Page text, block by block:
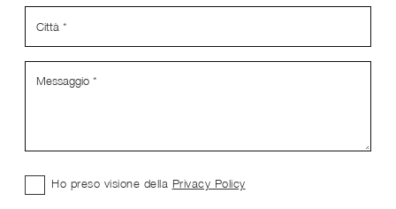
Ho preso visione della Privacy Policy